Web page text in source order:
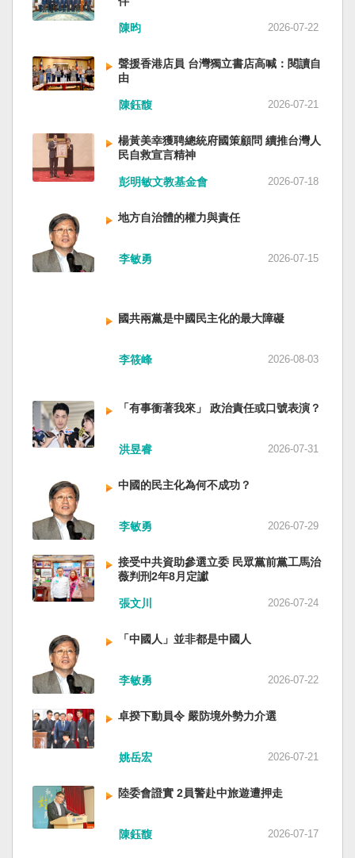
家。 一九四五年八一五，台灣人在祖國的迷惘與
迷障中做了錯誤的選擇，不只造成台灣集體命運
的台灣，要走向新歷史，珍惜台灣自己的條件，
好好建構我們尚未正常化的國家。台灣是小而
美、豐裕而堅強，在太平洋西南海域，一個閃亮
意收拾「中華民國」這個你們立鑄為繼承之國碑
銘的國號，台灣也會尊重歷史，對殘餘中國做歷
史的了結，寫下句點。生活在台灣的人們應共同
起造一個對「中國」不構成侵權的新國家，開啟
（作者是詩人）
與日本都會投入軍事力量協助救援。國軍與日本
自衛隊在大型災害時能提供人力、運輸、工程與
防、搜救與緊急醫療體系；地方政府負責整體應
變與資源調度，警察則協助交通管制、秩序維護
與災區管理。真正成熟的防災制度，需要的是整
期推動全民防災教育與社區演練，值得台灣參
考。但學習日本並非照搬制度，而是思考如何建
立符合台灣社會條件的防災文化。 防災的目的，
不只是讓人民在災害中生存下來，更是在災害發
的防災制度，不是要求人民只能服從撤離命令，
而是讓人民相信：當他們離開家園時，公共制度
會接住他們。
陳昀 2026-07-22
聲援香港店員 台灣獨立書店高喊：閱讀自
由
陳鈺馥 2026-07-21
楊黃美幸獲聘總統府國策顧問 續推台灣人
民自救宣言精神
彭明敏文教基金會 2026-07-18
地方自治體的權力與責任
李敏勇 2026-07-15
國共兩黨是中國民主化的最大障礙
李筱峰 2026-08-03
「有事衝著我來」 政治責任或口號表演？
洪昱睿 2026-07-31
中國的民主化為何不成功？
李敏勇 2026-07-29
接受中共資助參選立委 民眾黨前黨工馬治
薇判刑2年8月定讞
張文川 2026-07-24
「中國人」並非都是中國人
李敏勇 2026-07-22
卓揆下動員令 嚴防境外勢力介選
姚岳宏 2026-07-21
陸委會證實 2員警赴中旅遊遭押走
陳鈺馥 2026-07-17